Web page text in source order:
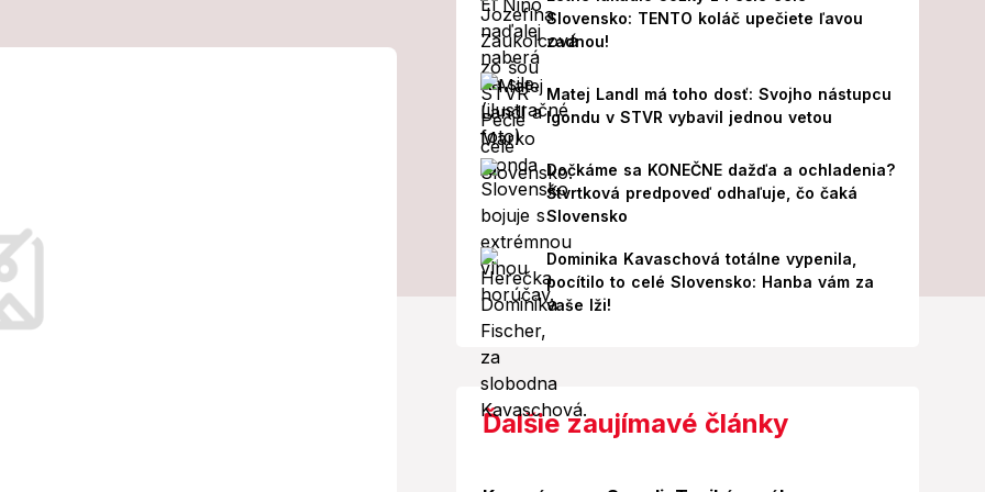
oblečenú
Slovensko: TENTO koláč upečiete ľavou
zadnou!
Matej Landl má toho dosť: Svojho nástupcu
Igondu v STVR vybavil jednou vetou
Dočkáme sa KONEČNE dažďa a ochladenia?
Štvrtková predpoveď odhaľuje, čo čaká
Slovensko
Dominika Kavaschová totálne vypenila,
pocítilo to celé Slovensko: Hanba vám za
vaše lži!
Ďalšie zaujímavé články